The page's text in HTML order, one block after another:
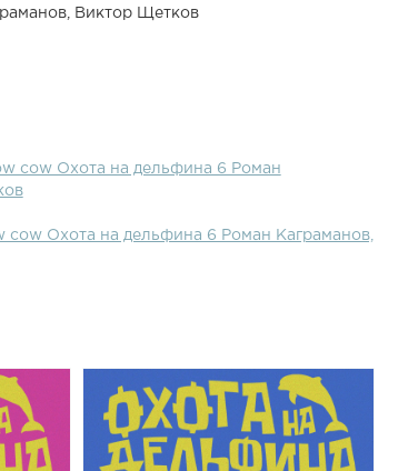
Виктор Щетков
cow Охота на дельфина 6 Роман
cow Охота на дельфина 6 Роман Каграманов,